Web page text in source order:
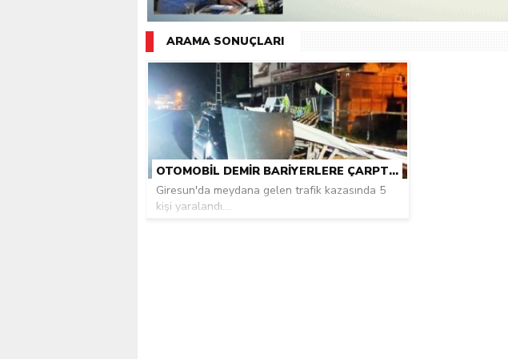
ARAMA SONUÇLARI
OTOMOBIL DEMIR BARIYERLERE ÇARPTI 5 YARALI
Giresun'da meydana gelen trafik kazasında 5
kişi yaralandı....